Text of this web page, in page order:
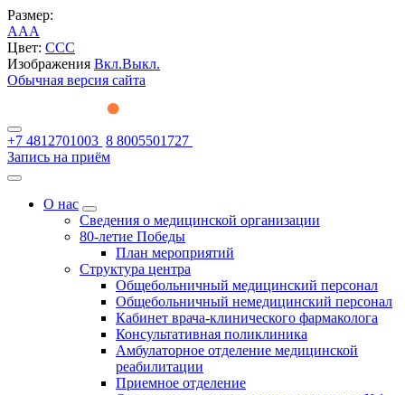
Размер:
AAA
Цвет: CCC
Изображения Вкл.Выкл.
Обычная версия сайта
+7 4812701003 8 8005501727
Запись на приём
О нас
Сведения о медицинской организации
80-летие Победы
План мероприятий
Структура центра
Общебольничный медицинский персонал
Общебольничный немедицинский персонал
Кабинет врача-клинического фармаколога
Консультативная поликлиника
Амбулаторное отделение медицинской
реабилитации
Приемное отделение